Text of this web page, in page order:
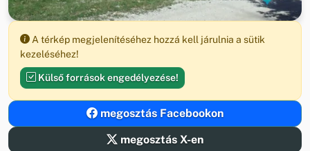
A térkép megjelenítéséhez hozzá kell járulnia a sütik
kezeléséhez!
Külső források engedélyezése!
megosztás Facebookon
megosztás X-en